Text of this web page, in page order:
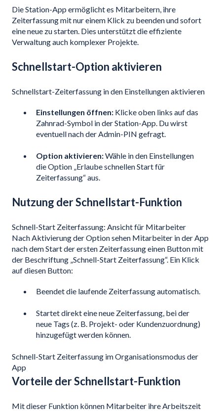
Die Station-App ermöglicht es Mitarbeitern, ihre
Zeiterfassung mit nur einem Klick zu beenden und sofort
eine neue zu starten. Dies unterstützt die effiziente
Verwaltung auch komplexer Projekte.
Schnellstart-Option aktivieren
Schnellstart-Zeiterfassung in den Einstellungen aktivieren
Einstellungen öffnen: Klicke oben links auf das
Zahnrad-Symbol in der Station-App. Du wirst
eventuell nach der Admin-PIN gefragt.
Option aktivieren:Wähle in den Einstellungen
die Option „Erlaube schnellen Start für
Zeiterfassung“ aus.
Nutzung der Schnellstart-Funktion
Schnell-Start Zeiterfassung: Ansicht für Mitarbeiter
Nach Aktivierung der Option sehen Mitarbeiter in der App
nach dem Start der ersten Zeiterfassung einen Button mit
der Beschriftung „Schnell-Start Zeiterfassung“. Ein Klick
auf diesen Button:
Beendet die laufende Zeiterfassung automatisch.
Startet direkt eine neue Zeiterfassung, bei der
neue Tags (z. B. Projekt- oder Kundenzuordnung)
hinzugefügt werden können.
Schnell-Start Zeiterfassung im Organisationsmodus der
App
Vorteile der Schnellstart-Funktion
Mit dieser Funktion können Mitarbeiter ihre Arbeitszeit